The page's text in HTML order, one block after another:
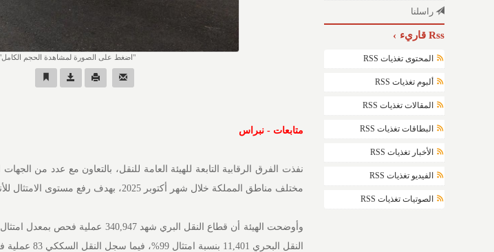
راسلنا
Rss قاريء
المحتوى تغذيات RSS
ألبوم تغذيات RSS
المقالات تغذيات RSS
البطاقات تغذيات RSS
الأخبار تغذيات RSS
الفيديو تغذيات RSS
الصوتيات تغذيات RSS
اضغط على الصورة لمشاهدة الحجم الكامل
متابعات - نبراس
مختلف مناطق المملكة خلال شهر أكتوبر 2025، بهدف رفع مستوى الامتثال للأنظمة بين الأفراد والمنشآت المرخصة.
النقل البحري 11,401 بنسبة امتثال 99%، فيما سجل النقل السككي 83 عملية فحص بمعدل امتثال 100%.